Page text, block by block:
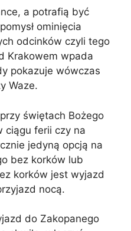
a potrafią być
ominięcia
odcinków czyli tego
Krakowem wpada
pokazuje wówczas
Waze.
świętach Bożego
ciągu ferii czy na
jedyną opcją na
bez korków lub
korków jest wyjazd
nocą.
do Zakopanego